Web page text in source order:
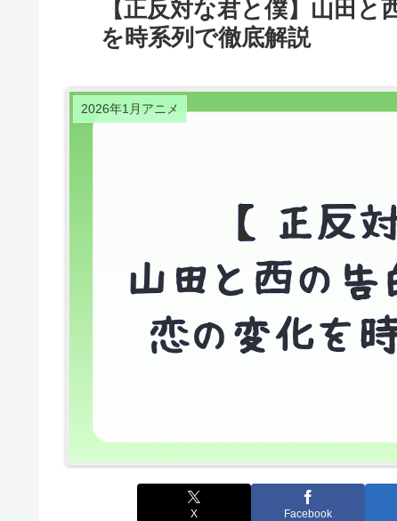
【正反対な君と僕】山田
を時系列で徹底解説
2026年1月アニメ
X Facebook